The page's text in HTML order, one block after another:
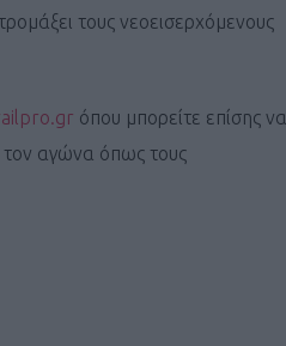
τους νεοεισερχόμενους
όπου μπορείτε επίσης να
τον αγώνα όπως τους